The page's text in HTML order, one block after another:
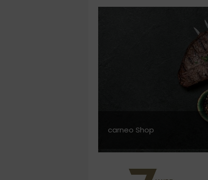
carneo Shop